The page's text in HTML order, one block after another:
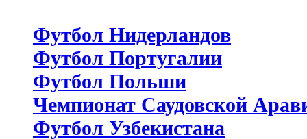
Футбол Нидерландов
Футбол Португалии
Футбол Польши
Чемпионат Саудовской
Футбол Узбекистана